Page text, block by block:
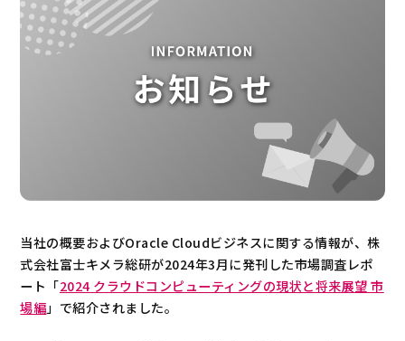
当社の概要およびOracle Cloudビジネスに関する情報が、株
式会社富士キメラ総研が2024年3月に発刊した市場調査レポ
ート「2024 クラウドコンピューティングの現状と将来展望 市
場編」で紹介されました。